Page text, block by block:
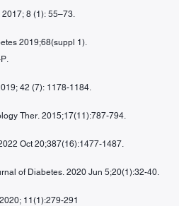
8 (1): 55–73.
2019;68(suppl 1).
42 (7): 1178-1184.
Ther. 2015;17(11):787-794.
Oct 20;387(16):1477-1487.
of Diabetes. 2020 Jun 5;20(1):32-40.
11(1):279-291